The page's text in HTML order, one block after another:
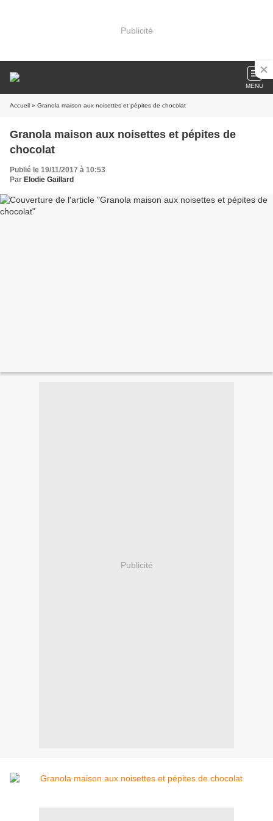
Publicité
MENU
Accueil » Granola maison aux noisettes et pépites de chocolat
Granola maison aux noisettes et pépites de
chocolat
Publié le 19/11/2017 à 10:53
Par Elodie Gaillard
Publicité